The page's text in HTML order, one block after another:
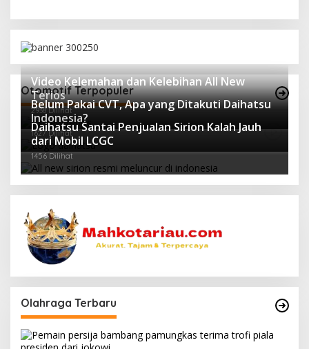
Otomotif Terpopuler
Video Kelemahan dan Kelebihan All New
Terios
2938 Dilihat
Belum Pakai CVT, Apa yang Ditakuti Daihatsu
Indonesia?
1627 Dilihat
Daihatsu Santai Penjualan Sirion Kalah Jauh
dari Mobil LCGC
1456 Dilihat
Olahraga Terbaru